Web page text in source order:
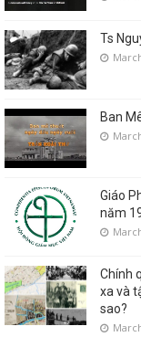
Ts
Ban
Giáo
năm
Chính
xa và
sao?